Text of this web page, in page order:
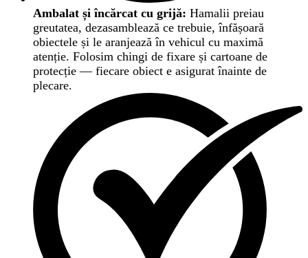
Ambalat și încărcat cu grijă: Hamalii preiau
greutatea, dezasamblează ce trebuie, înfășoară
obiectele și le aranjează în vehicul cu maximă
atenție. Folosim chingi de fixare și cartoane de
protecție — fiecare obiect e asigurat înainte de
plecare.